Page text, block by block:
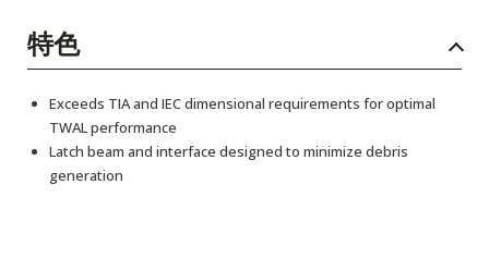
特色
Exceeds TIA and IEC dimensional requirements for optimal
TWAL performance
Latch beam and interface designed to minimize debris
generation